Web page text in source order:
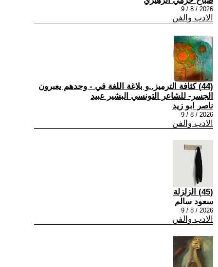
2026 / 8 / 9
الادب والفن
(44) كثافة الترميز..و بلاغة اللغة في - وحدهم يعبرون
الجسر- للشاعر التونسي البشير عبيد
ناصر ابو زيد
2026 / 8 / 9
الادب والفن
(45) الزلزلة
سعود سالم
2026 / 8 / 9
الادب والفن